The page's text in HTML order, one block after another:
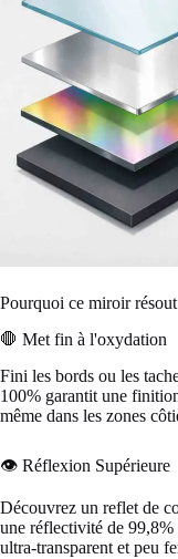
Pourquoi ce miroir
🛑 Met fin à l'oxydation
Fini les bords ou les
100% garantit une
même dans les zones
👁️ Réflexion Supérieure
Découvrez un reflet de
une réflectivité de 99,8%
ultra-transparent et peu